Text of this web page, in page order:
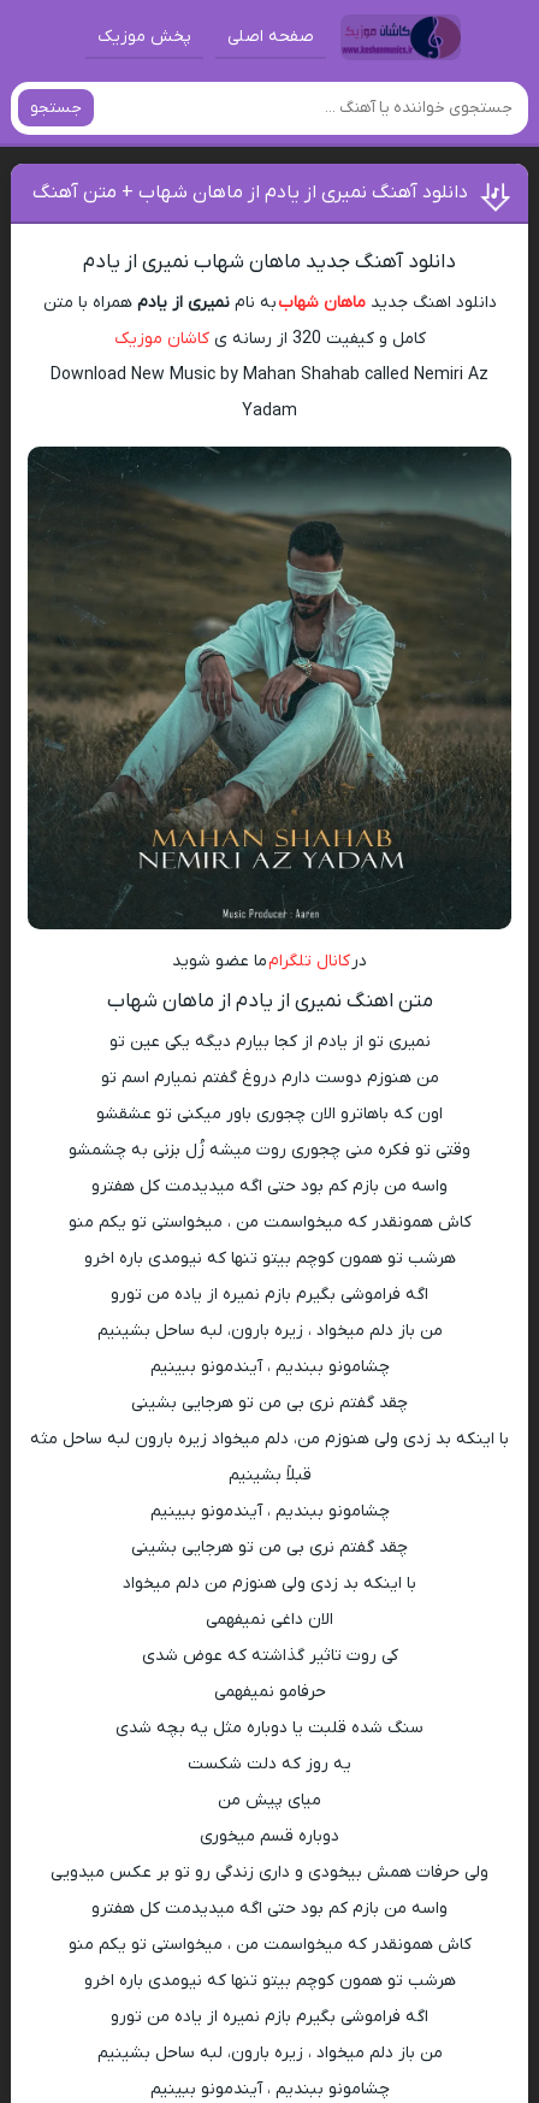
صفحه اصلی پخش موزیک
جستجو
دانلود آهنگ نمیری از یادم از ماهان شهاب + متن آهنگ
دانلود آهنگ جدید ماهان شهاب نمیری از یادم
دانلود اهنگ جدیدماهان شهاببه نامنمیری از یادم همراه با متن
کامل و کیفیت 320 از رسانه ی
کاشان موزیک
Download New Music by Mahan Shahab called Nemiri Az
Yadam
درکانال تلگرامما عضو شوید
متن اهنگ نمیری از یادم از ماهان شهاب
نمیری تو از یادم از کجا بیارم دیگه یکی عین تو
‎کاش همونقدر که میخواسمت من ، میخواستی تو یکم منو
‎هرشب تو همون کوچم بیتو تنها که نیومدی باره اخرو
‎چشامونو ببندیم ، آیندمونو ببینیم
‎با اینکه بد زدی ولی هنوزم من، دلم میخواد زیره بارون لبه ساحل مثه
قبلاً بشینیم
چشامونو ببندیم ، آیندمونو ببینیم
با اینکه بد زدی ولی هنوزم من دلم میخواد
الان داغی نمیفهمی
کی روت تاثیر گذاشته که عوض شدی
حرفامو نمیفهمی
سنگ شده قلبت یا دوباره مثل یه بچه شدی
یه روز که دلت شکست
میای پیش من
دوباره قسم میخوری
ولی حرفات همش بیخودی و داری زندگی رو تو بر عکس میدویی
واسه من بازم کم بود حتی اگه میدیدمت کل هفترو
‎کاش همونقدر که میخواسمت من ، میخواستی تو یکم منو
‎هرشب تو همون کوچم بیتو تنها که نیومدی باره اخرو
‎چشامونو ببندیم ، آیندمونو ببینیم